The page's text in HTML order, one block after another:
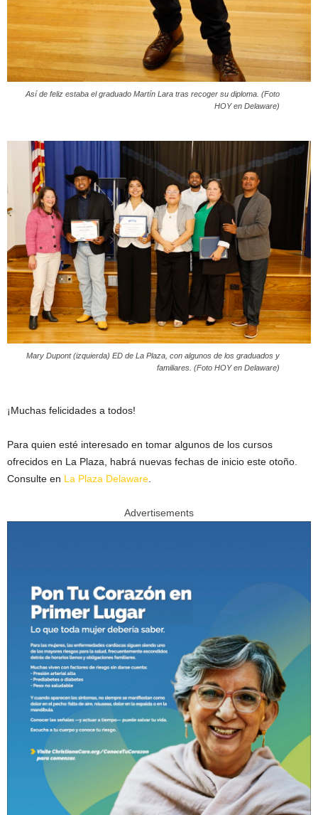
Así de feliz estaba el graduado Martín Lara tras recoger su diploma. (Foto
HOY en Delaware)
Mary Dupont (izquierda) ED de La Plaza, con algunos de los graduados y
familiares. (Foto HOY en Delaware)
¡Muchas felicidades a todos!
Para quien esté interesado en tomar algunos de los cursos
ofrecidos en La Plaza, habrá nuevas fechas de inicio este otoño.
Consulte en La Plaza Delaware.
Advertisements